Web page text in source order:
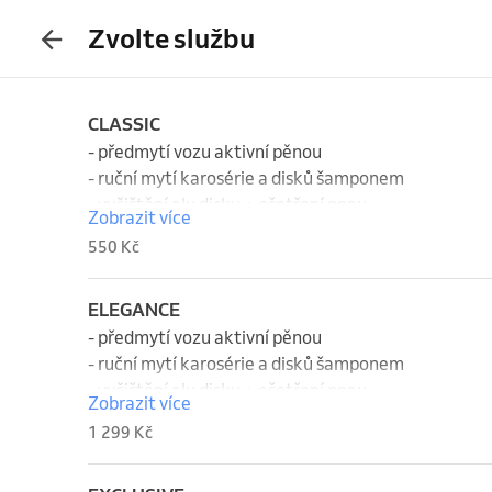
Zvolte službu
CLASSIC
- předmytí vozu aktivní pěnou
- ruční mytí karosérie a disků šamponem
- vyčištění alu disku + ošetření pneu
- ruční vysušení karoserie včetně prahů a vnitřních
- vyleštění oken a zrcátek
Zobrazit více
550 Kč
ELEGANCE
- předmytí vozu aktivní pěnou
- ruční mytí karosérie a disků šamponem
- vyčištění alu disku + ošetření pneu
- ruční vysušení karoserie včetně prahů a vnitřních
- vyleštění oken a zrcátek
- intenzivní luxování interiéru včetně kufru vozidla
Zobrazit více
1 299 Kč